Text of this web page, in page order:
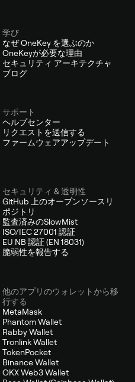
学び
なぜ OneKey を選ぶのか
OneKeyが必要な理由
セキュリティ アーキテクチャ
ブログ
サポート
ヘルプセンター
リクエストを送信する
ファームウェアアップデート
セキュリティ & 透明性
GitHub 上のオープンソースリ
ポジトリ
監査済みのSlowMist
ISO/IEC 27001 認証
EU NB 認証 (EN 18031)
脆弱性を報告する
他のアプリのウォレットから移
行する
MetaMask
Phantom Wallet
Rabby Wallet
Tronlink Wallet
TokenPocket
Binance Wallet
OKX Web3 Wallet